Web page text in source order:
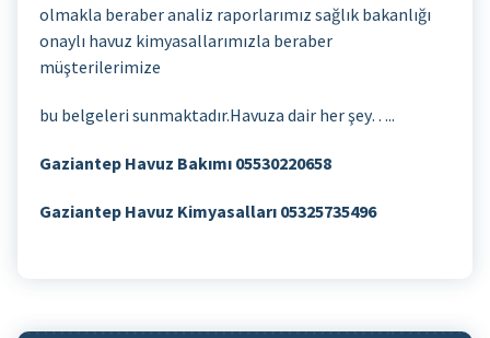
olmakla beraber analiz raporlarımız sağlık bakanlığı
onaylı havuz kimyasallarımızla beraber
müşterilerimize
bu belgeleri sunmaktadır.Havuza dair her şey…..
Gaziantep Havuz Bakımı 05530220658
Gaziantep Havuz Kimyasalları 05325735496